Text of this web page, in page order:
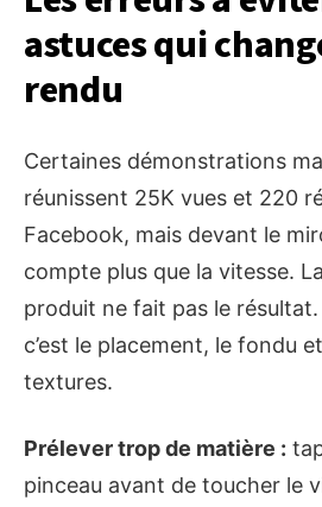
astuces qui
rendu
Certaines démonstrations
réunissent 25K vues et 220
Facebook, mais devant le
compte plus que la vitesse.
produit ne fait pas le
c’est le placement, le fondu
textures.
Prélever trop de matière :
pinceau avant de toucher le